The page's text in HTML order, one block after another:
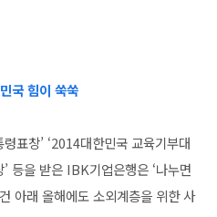
국 힘이 쑥쑥
표창’ ‘2014대한민국 교육기부대
등을 받은 IBK기업은행은 ‘나누면
아래 올해에도 소외계층을 위한 사